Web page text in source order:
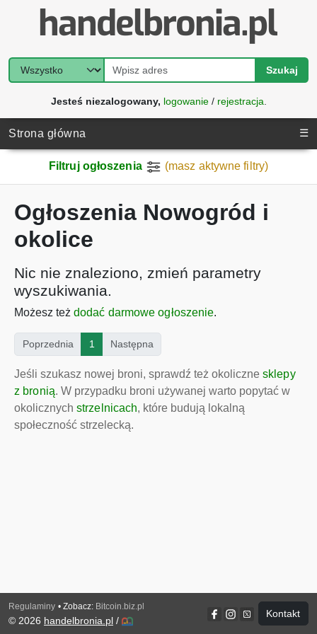
Szukaj
Jesteś niezalogowany, logowanie/ rejestracja
Strona główna ☰
Filtruj ogłoszenia (masz aktywne filtry)
Ogłoszenia Nowogród i
okolice
Nic nie znaleziono, zmień parametry
wyszukiwania.
Możesz też dodać darmowe ogłoszenie.
Poprzednia 1 (current)
Następna
Jeśli szukasz nowej broni, sprawdź też okoliczne sklepy
z bronią. W przypadku broni używanej warto popytać w
okolicznych strzelnicach, które budują lokalną
społeczność strzelecką.
Regulaminy • Zobacz: Bitcoin.biz.pl
© 2026 handelbronia.pl /
Kontakt